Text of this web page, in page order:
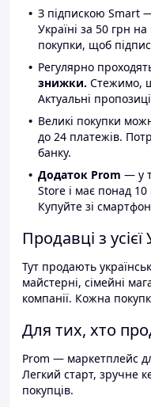
З підпискою Smart
Україні за 50 грн
покупки, щоб
Регулярно
знижки. Стежимо,
Актуальні
Великі покупки
до 24 платежів.
банку.
Додаток Prom — у
Store і має понад
Купуйте зі
Продавці з усієї
Тут продають
майстерні, сімейні
компанії. Кожна
Для тих, хто
Prom — маркетплейс
Легкий старт, зручне
покупців.